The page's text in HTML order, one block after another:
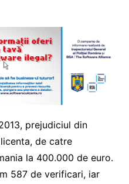
prejudiciul din
de catre
la 400.000 de euro.
587 de verificari, iar